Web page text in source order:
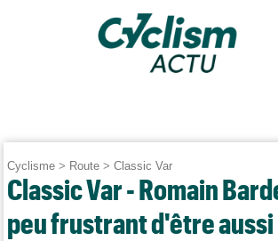
Cyclisme > Route >Classic Var
Classic Var - Romain
peu frustrant d'être